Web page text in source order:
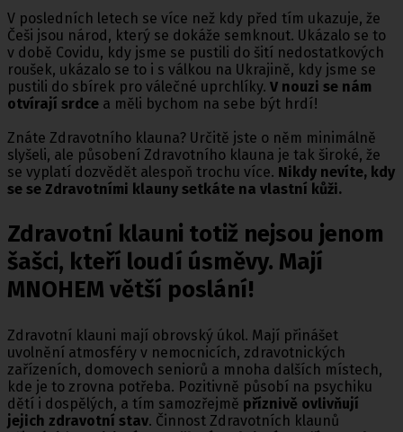
V posledních letech se více než kdy před tím ukazuje, že
Češi jsou národ, který se dokáže semknout. Ukázalo se to
v době Covidu, kdy jsme se pustili do šití nedostatkových
roušek, ukázalo se to i s válkou na Ukrajině, kdy jsme se
pustili do sbírek pro válečné uprchlíky. V nouzi se nám
otvírají srdce a měli bychom na sebe být hrdí!
Znáte Zdravotního klauna? Určitě jste o něm minimálně
slyšeli, ale působení Zdravotního klauna je tak široké, že
se vyplatí dozvědět alespoň trochu více. Nikdy nevíte, kdy
se se Zdravotními klauny setkáte na vlastní kůži.
Zdravotní klauni totiž nejsou jenom
šašci, kteří loudí úsměvy. Mají
MNOHEM větší poslání!
Zdravotní klauni mají obrovský úkol. Mají přinášet
uvolnění atmosféry v nemocnicích, zdravotnických
zařízeních, domovech seniorů a mnoha dalších místech,
kde je to zrovna potřeba. Pozitivně působí na psychiku
dětí i dospělých, a tím samozřejmě příznivě ovlivňují
jejich zdravotní stav. Činnost Zdravotních klaunů